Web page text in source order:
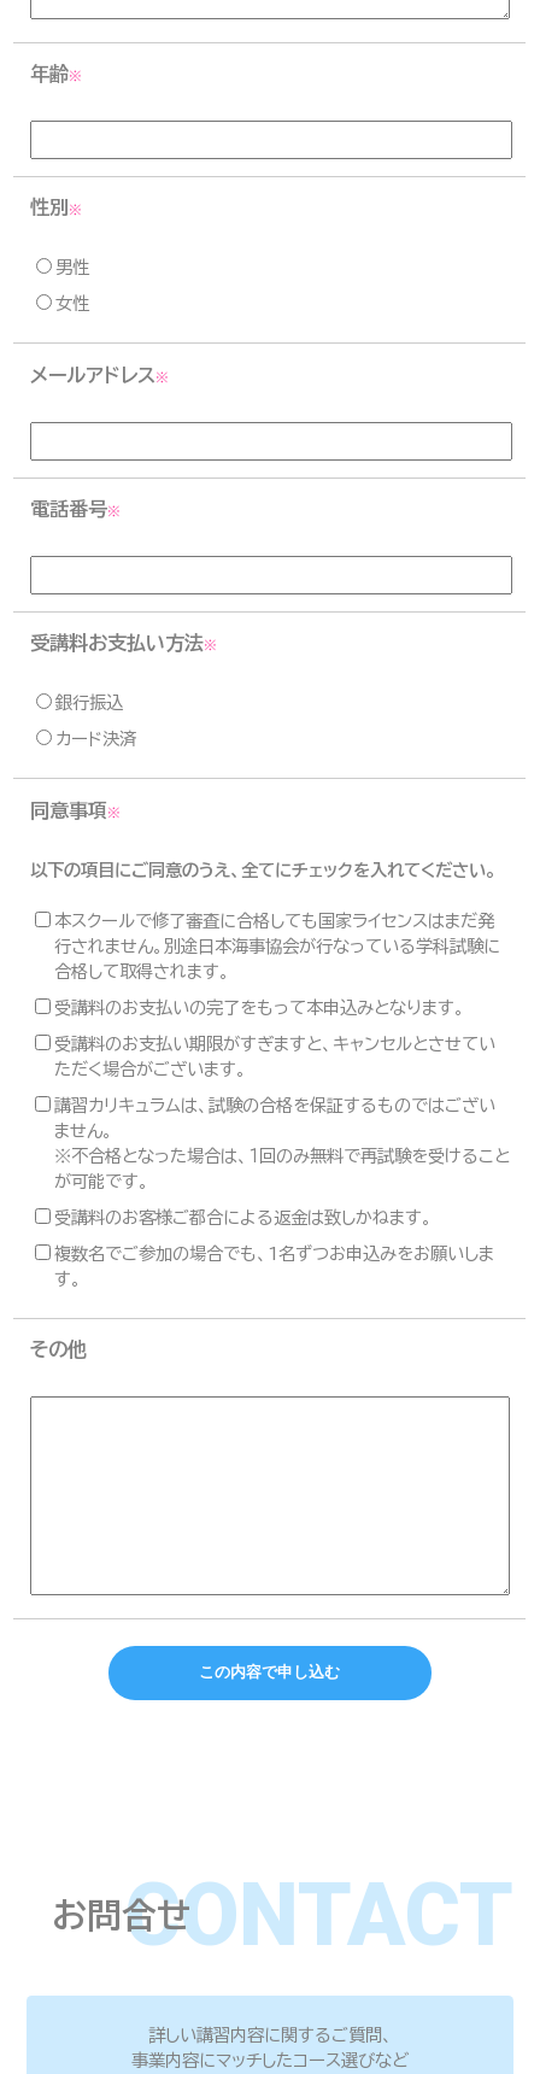
年齢※
性別 ※
男性
女性
メールアドレス ※
電話番号※
受講料お支払い方法※
銀行振込
カード決済
同意事項 ※
以下の項目にご同意のうえ、全てにチェックを入れてください。
本スクールで修了審査に合格しても国家ライセンスはまだ発
行されません。別途日本海事協会が行なっている学科試験に
合格して取得されます。
受講料のお支払いの完了をもって本申込みとなります。
受講料のお支払い期限がすぎますと、キャンセルとさせてい
ただく場合がございます。
講習カリキュラムは、試験の合格を保証するものではござい
ません。
※不合格となった場合は、１回のみ無料で再試験を受けること
が可能です。
受講料のお客様ご都合による返金は致しかねます。
複数名でご参加の場合でも、1名ずつお申込みをお願いしま
す。
その他
CONTACT
お問合せ
詳しい講習内容に関するご質問、
事業内容にマッチしたコース選びなど